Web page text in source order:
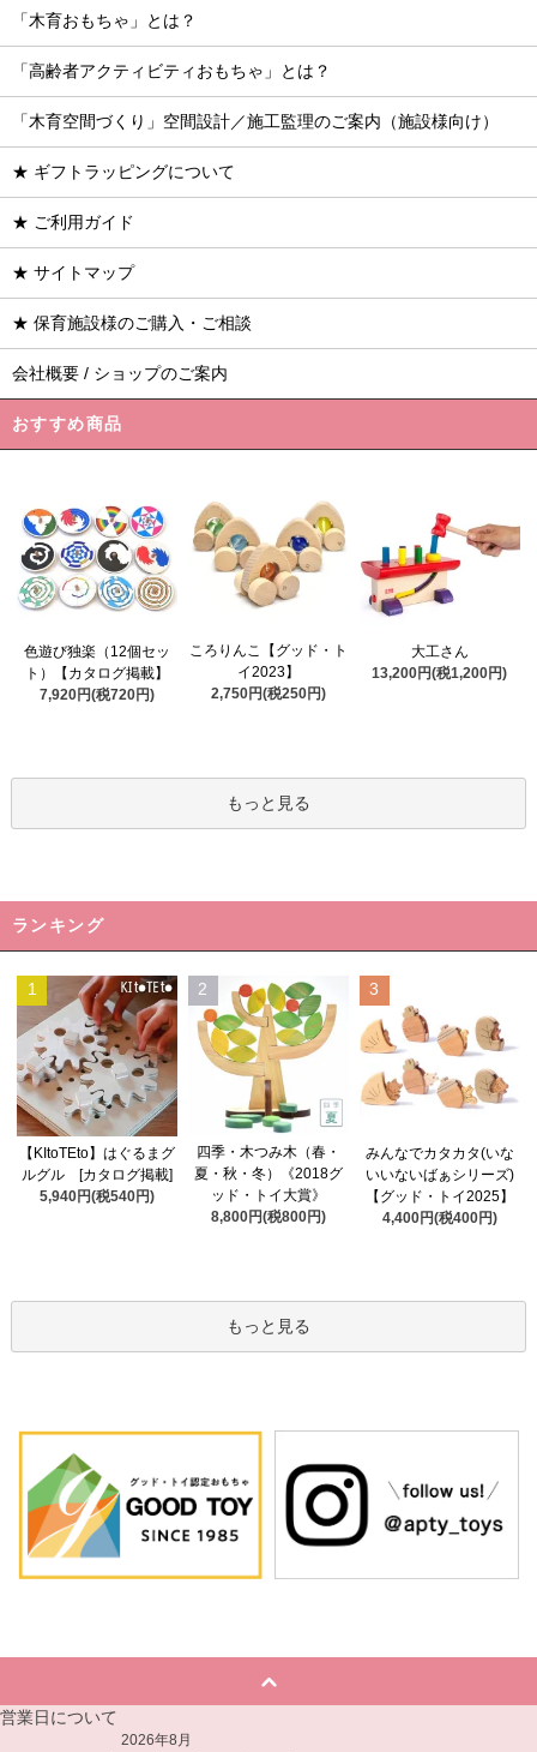
「木育おもちゃ」とは？
「高齢者アクティビティおもちゃ」とは？
「木育空間づくり」空間設計／施工監理のご案内（施設様向け）
★ ギフトラッピングについて
★ ご利用ガイド
★ サイトマップ
★ 保育施設様のご購入・ご相談
会社概要 / ショップのご案内
おすすめ商品
色遊び独楽（12個セッ
ト）【カタログ掲載】
7,920円(税720円)
ころりんこ【グッド・ト
イ2023】
2,750円(税250円)
大工さん
13,200円(税1,200円)
もっと見る
ランキング
1
【KItoTEto】はぐるまグ
ルグル [カタログ掲載]
5,940円(税540円)
2
四季・木つみ木（春・
夏・秋・冬）《2018グ
ッド・トイ大賞》
8,800円(税800円)
3
みんなでカタカタ(いな
いいないばぁシリーズ)
【グッド・トイ2025】
4,400円(税400円)
もっと見る
営業日について
2026年8月